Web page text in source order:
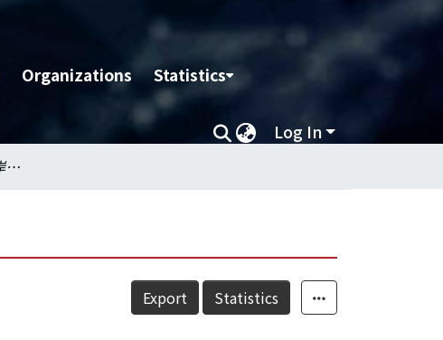
Organizations Statistics
Log In
東亞區域經濟整合與兩岸關係的制度化
Export Statistics